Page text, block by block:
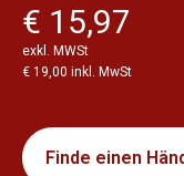
€ 15,97
exkl. MWSt
€ 19,00 inkl. MwSt
Finde einen